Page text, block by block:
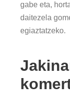
gabe eta,
daitezela
egiaztatzeko.